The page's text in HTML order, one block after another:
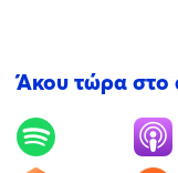
Άκου τώρα στο